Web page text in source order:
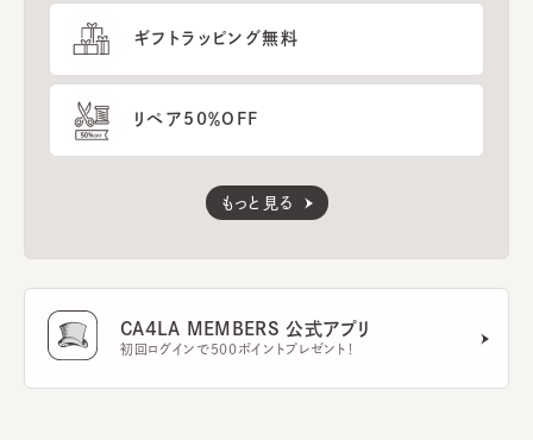
ギフトラッピング無料
リペア50％OFF
もっと見る
CA4LA MEMBERS 公式アプリ
初回ログインで500ポイントプレゼント！